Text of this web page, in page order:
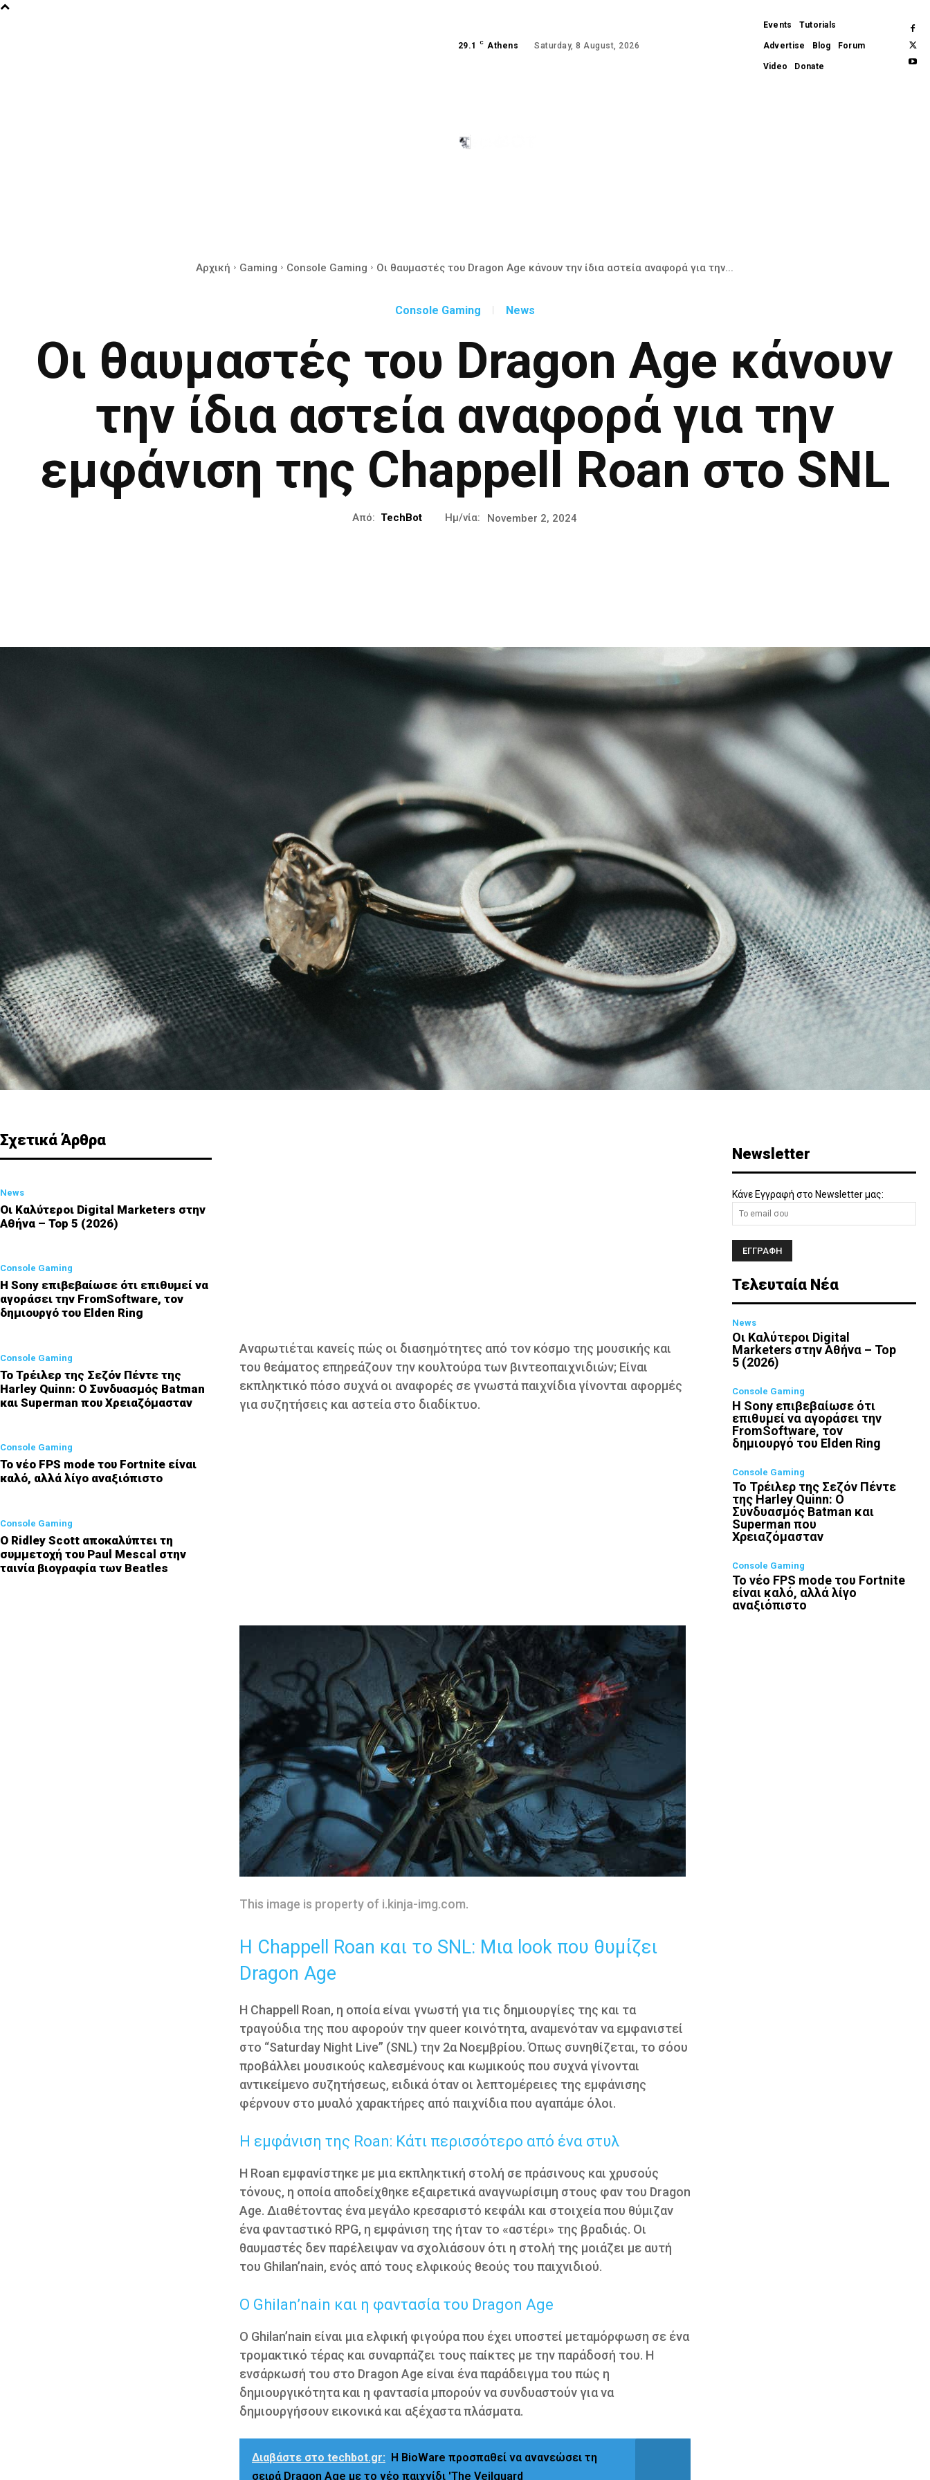
29.1 C Athens Saturday, 8 August, 2026
Events Tutorials
Advertise Blog Forum
Video Donate
Αρχική Gaming Console Gaming Οι θαυμαστές του Dragon Age κάνουν την ίδια αστεία αναφορά για την...
Console Gaming News
Οι θαυμαστές του Dragon Age κάνουν
την ίδια αστεία αναφορά για την
εμφάνιση της Chappell Roan στο SNL
Από: TechBot Ημ/νία: November 2, 2024
Σχετικά Άρθρα
News
Οι Καλύτεροι Digital Marketers στην
Αθήνα – Top 5 (2026)
Console Gaming
Η Sony επιβεβαίωσε ότι επιθυμεί να
αγοράσει την FromSoftware, τον
δημιουργό του Elden Ring
Console Gaming
Το Τρέιλερ της Σεζόν Πέντε της
Harley Quinn: Ο Συνδυασμός Batman
και Superman που Χρειαζόμασταν
Console Gaming
Το νέο FPS mode του Fortnite είναι
καλό, αλλά λίγο αναξιόπιστο
Console Gaming
Ο Ridley Scott αποκαλύπτει τη
συμμετοχή του Paul Mescal στην
ταινία βιογραφία των Beatles
Αναρωτιέται κανείς πώς οι διασημότητες από τον κόσμο της μουσικής και
του θεάματος επηρεάζουν την κουλτούρα των βιντεοπαιχνιδιών; Είναι
εκπληκτικό πόσο συχνά οι αναφορές σε γνωστά παιχνίδια γίνονται αφορμές
για συζητήσεις και αστεία στο διαδίκτυο.
This image is property of i.kinja-img.com.
H Chappell Roan και το SNL: Μια look που θυμίζει
Dragon Age
Η Chappell Roan, η οποία είναι γνωστή για τις δημιουργίες της και τα
τραγούδια της που αφορούν την queer κοινότητα, αναμενόταν να εμφανιστεί
στο “Saturday Night Live” (SNL) την 2α Νοεμβρίου. Όπως συνηθίζεται, το σόου
προβάλλει μουσικούς καλεσμένους και κωμικούς που συχνά γίνονται
αντικείμενο συζητήσεως, ειδικά όταν οι λεπτομέρειες της εμφάνισης
φέρνουν στο μυαλό χαρακτήρες από παιχνίδια που αγαπάμε όλοι.
Η εμφάνιση της Roan: Κάτι περισσότερο από ένα στυλ
Η Roan εμφανίστηκε με μια εκπληκτική στολή σε πράσινους και χρυσούς
τόνους, η οποία αποδείχθηκε εξαιρετικά αναγνωρίσιμη στους φαν του Dragon
Age. Διαθέτοντας ένα μεγάλο κρεσαριστό κεφάλι και στοιχεία που θύμιζαν
ένα φανταστικό RPG, η εμφάνιση της ήταν το «αστέρι» της βραδιάς. Οι
θαυμαστές δεν παρέλειψαν να σχολιάσουν ότι η στολή της μοιάζει με αυτή
του Ghilan’nain, ενός από τους ελφικούς θεούς του παιχνιδιού.
Ο Ghilan’nain και η φαντασία του Dragon Age
Ο Ghilan’nain είναι μια ελφική φιγούρα που έχει υποστεί μεταμόρφωση σε ένα
τρομακτικό τέρας και συναρπάζει τους παίκτες με την παράδοσή του. Η
ενσάρκωσή του στο Dragon Age είναι ένα παράδειγμα του πώς η
δημιουργικότητα και η φαντασία μπορούν να συνδυαστούν για να
δημιουργήσουν εικονικά και αξέχαστα πλάσματα.
Διαβάστε στο techbot.gr: Η BioWare προσπαθεί να ανανεώσει τη
σειρά Dragon Age με το νέο παιχνίδι 'The Veilguard
Newsletter
Κάνε Εγγραφή στο Newsletter μας:
Τελευταία Νέα
News
Οι Καλύτεροι Digital
Marketers στην Αθήνα – Top
5 (2026)
Console Gaming
Η Sony επιβεβαίωσε ότι
επιθυμεί να αγοράσει την
FromSoftware, τον
δημιουργό του Elden Ring
Console Gaming
Το Τρέιλερ της Σεζόν Πέντε
της Harley Quinn: Ο
Συνδυασμός Batman και
Superman που
Χρειαζόμασταν
Console Gaming
Το νέο FPS mode του Fortnite
είναι καλό, αλλά λίγο
αναξιόπιστο